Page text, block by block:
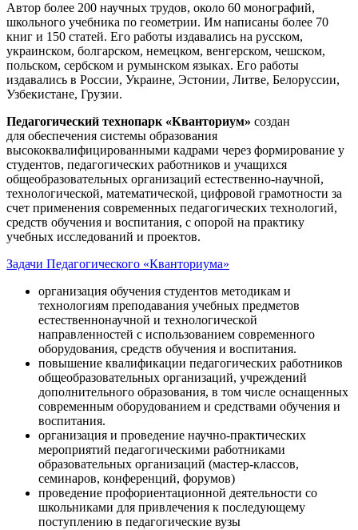
Автор более 200 научных трудов, около 60 монографий,
школьного учебника по геометрии. Им написаны более 70
книг и 150 статей. Его работы издавались на русском,
украинском, болгарском, немецком, венгерском, чешском,
польском, сербском и румынском языках. Его работы
издавались в России, Украине, Эстонии, Литве, Белоруссии,
Узбекистане, Грузии.
Педагогический технопарк «Кванториум» создан
для обеспечения системы образования
высококвалифицированными кадрами через формирование у
студентов, педагогических работников и учащихся
общеобразовательных организаций естественно-научной,
технологической, математической, цифровой грамотности за
счет применения современных педагогических технологий,
средств обучения и воспитания, с опорой на практику
учебных исследований и проектов.
Задачи Педагогического «Кванториума»
организация обучения студентов методикам и
технологиям преподавания учебных предметов
естественнонаучной и технологической
направленностей с использованием современного
оборудования, средств обучения и воспитания.
повышение квалификации педагогических работников
общеобразовательных организаций, учреждений
дополнительного образования, в том числе оснащенных
современным оборудованием и средствами обучения и
воспитания.
организация и проведение научно-практических
мероприятий педагогическими работниками
образовательных организаций (мастер-классов,
семинаров, конференций, форумов)
проведение профориентационной деятельности со
школьниками для привлечения к последующему
поступлению в педагогические вузы